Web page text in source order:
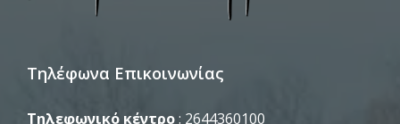
Τηλέφωνα Επικοινωνίας
Τηλεφωνικό κέντρο: 2644360100